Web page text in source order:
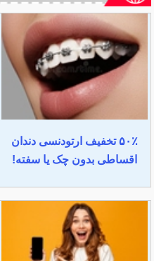
۵۰٪ تخفیف ارتودنسی دندان
اقساطی بدون چک یا سفته!